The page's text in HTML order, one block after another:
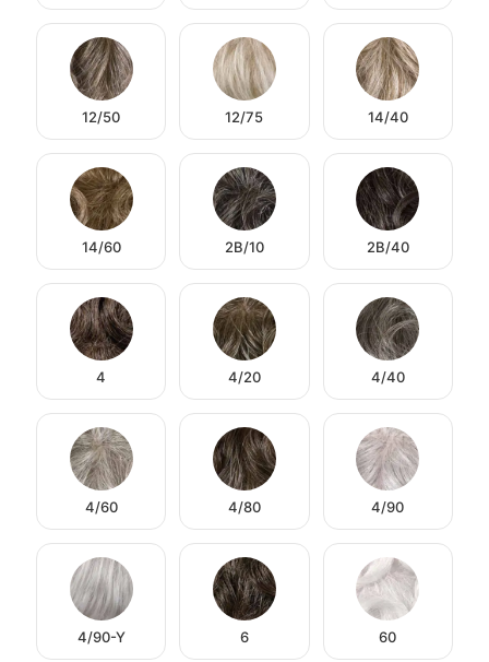
12/50 12/75 14/40
14/60 2B/10 2B/40
4 4/20 4/40
4/60 4/80 4/90
4/90-Y 6 60